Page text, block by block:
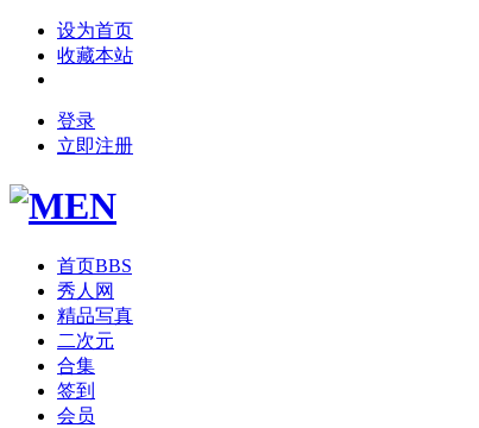
设为首页
收藏本站
登录
立即注册
首页BBS
秀人网
精品写真
二次元
合集
签到
会员